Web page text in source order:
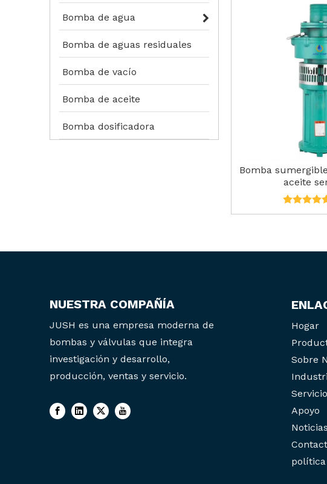
Bomba de agua
Bomba de aguas residuales
Bomba de vacío
Bomba de aceite
Bomba dosificadora
Bomba
aceite
NUESTRA COMPAÑÍA
JUSH es una empresa moderna de
bombas y válvulas que integra
investigación y desarrollo,
producción, ventas y servicio.
Hogar
Sobre
Servicio
Apoyo
Noticias
política